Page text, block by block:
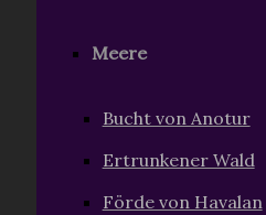
Meere
Bucht von Anotur
Ertrunkener Wald
Förde von Havalan